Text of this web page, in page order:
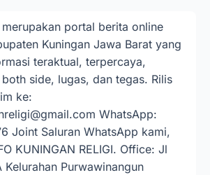
merupakan portal berita online
Kuningan Jawa Barat yang
teraktual, terpercaya,
side, lugas, dan tegas. Rilis
ke:
WhatsApp:
Joint Saluran WhatsApp kami,
KUNINGAN RELIGI. Office: Jl
Kelurahan Purwawinangun